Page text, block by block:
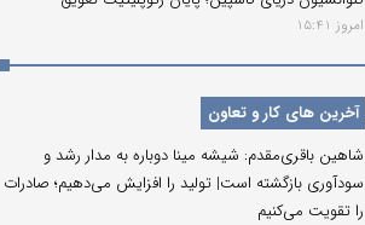
امروز 15:41
آخرین های کار و تعاون
شاهین باقری‌مقدم: شیشه مینا دوباره به مدار رشد و
سودآوری بازگشته است| تولید را افزایش می‌دهیم؛ صادرات
را تقویت می‌کنیم